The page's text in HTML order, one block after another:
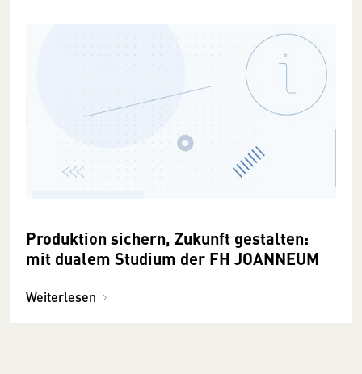
Produktion sichern, Zukunft gestalten:
mit dualem Studium der FH JOANNEUM
Weiterlesen